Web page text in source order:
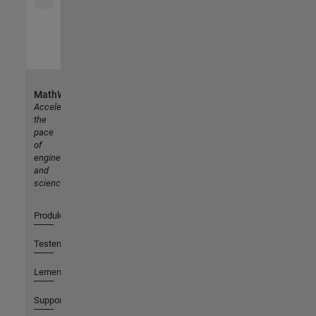
MathWorks
Accelerating
the
pace
of
engineering
and
science
Produkte
Testen oder Kaufen
Lernen
Support